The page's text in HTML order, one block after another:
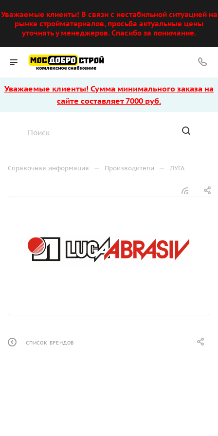
Уважаемые клиенты! В связи с нестабильной ситуацией на
рынке стройматериалов, просьба актуальные цены
уточнять у менеджеров. Спасибо за понимание.
Уважаемые клиенты! Сумма минимального заказа на
сайте составляет 7000 руб.
Справочная информация — Производители — ЛУГА
СПИСОК БРЕНДОВ